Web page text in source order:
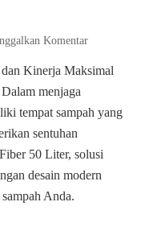
Komentarpada
Tempat
Fiber
Kinerja Maksimal
menjaga
tempat sampah yang
sentuhan
50 Liter, solusi
desain modern
Anda.